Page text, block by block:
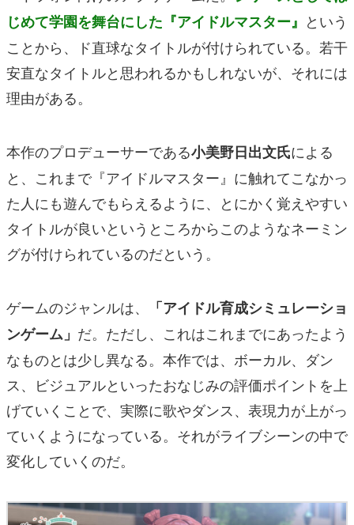
じめて学園を舞台にした『アイドルマスター』 という
ことから、ド直球なタイトルが付けられている。若干
安直なタイトルと思われるかもしれないが、それには
理由がある。
本作のプロデューサーである小美野日出文氏による
と、これまで『アイドルマスター』に触れてこなかっ
た人にも遊んでもらえるように、とにかく覚えやすい
タイトルが良いというところからこのようなネーミン
グが付けられているのだという。
ゲームのジャンルは、
「アイドル育成シミュレーショ
ンゲーム」 だ。ただし、これはこれまでにあったよう
なものとは少し異なる。本作では、ボーカル、ダン
ス、ビジュアルといったおなじみの評価ポイントを上
げていくことで、実際に歌やダンス、表現力が上がっ
ていくようになっている。それがライブシーンの中で
変化していくのだ。